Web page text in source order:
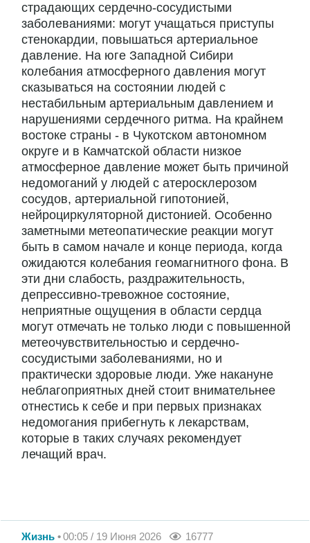
страдающих сердечно-сосудистыми
заболеваниями: могут учащаться приступы
стенокардии, повышаться артериальное
давление. На юге Западной Сибири
колебания атмосферного давления могут
сказываться на состоянии людей с
нестабильным артериальным давлением и
нарушениями сердечного ритма. На крайнем
востоке страны - в Чукотском автономном
округе и в Камчатской области низкое
атмосферное давление может быть причиной
недомоганий у людей с атеросклерозом
сосудов, артериальной гипотонией,
нейроциркуляторной дистонией. Особенно
заметными метеопатические реакции могут
быть в самом начале и конце периода, когда
ожидаются колебания геомагнитного фона. В
эти дни слабость, раздражительность,
депрессивно-тревожное состояние,
неприятные ощущения в области сердца
могут отмечать не только люди с повышенной
метеочувствительностью и сердечно-
сосудистыми заболеваниями, но и
практически здоровые люди. Уже накануне
неблагоприятных дней стоит внимательнее
отнестись к себе и при первых признаках
недомогания прибегнуть к лекарствам,
которые в таких случаях рекомендует
лечащий врач.
Жизнь 00:05 / 19 Июня 2026 16777